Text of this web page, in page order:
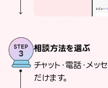
相談方法を選ぶ
チャット・電話・メ
だけます。